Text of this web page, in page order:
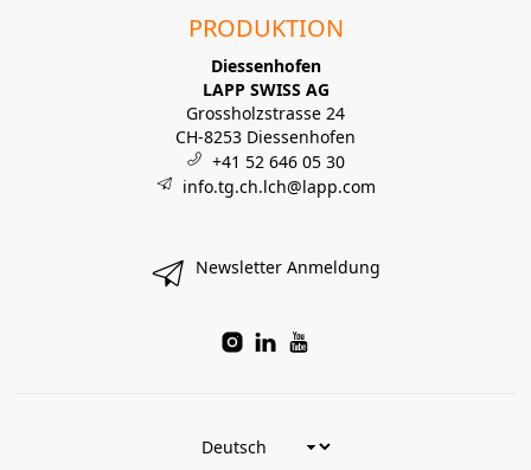
PRODUKTION
Diessenhofen
LAPP SWISS AG
Grossholzstrasse 24
CH-8253 Diessenhofen
+41 52 646 05 30
info.tg.ch.lch@lapp.com
Newsletter Anmeldung